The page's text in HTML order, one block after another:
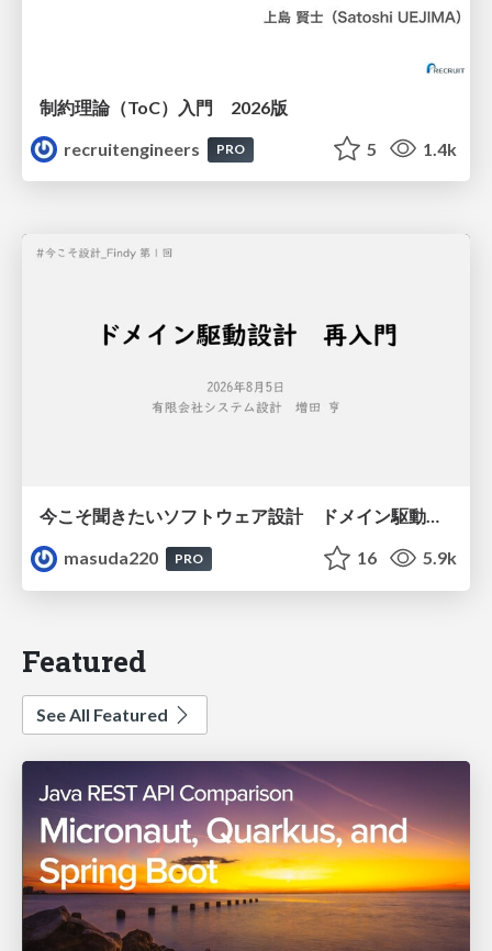
制約理論（ToC）入門 2026版
recruitengineers
PRO 5 1.4k
今こそ聞きたいソフトウェア設計 ドメイン駆動設計再入門
masuda220
PRO 16 5.9k
Featured
See All Featured